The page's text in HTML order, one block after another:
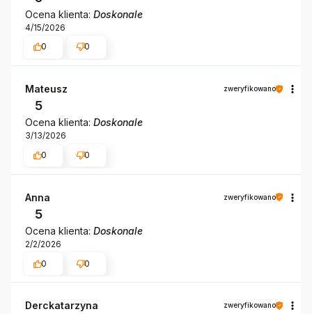
Ocena klienta: Doskonale
4/15/2026
0
0
Mateusz zweryfikowano
5
Ocena klienta: Doskonale
3/13/2026
0
0
Anna zweryfikowano
5
Ocena klienta: Doskonale
2/2/2026
0
0
Derckatarzyna zweryfikowano